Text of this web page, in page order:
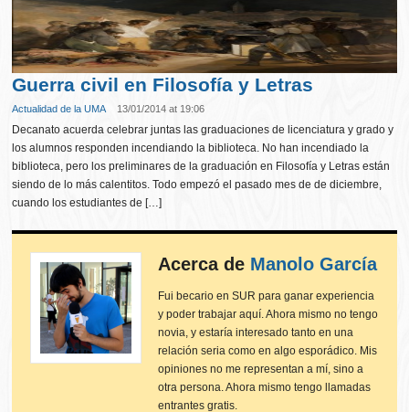
Guerra civil en Filosofía y Letras
Actualidad de la UMA 13/01/2014 at 19:06
Decanato acuerda celebrar juntas las graduaciones de licenciatura y grado y
los alumnos responden incendiando la biblioteca. No han incendiado la
biblioteca, pero los preliminares de la graduación en Filosofía y Letras están
siendo de lo más calentitos. Todo empezó el pasado mes de de diciembre,
cuando los estudiantes de […]
Acerca de Manolo García
Fui becario en SUR para ganar experiencia
y poder trabajar aquí. Ahora mismo no tengo
novia, y estaría interesado tanto en una
relación seria como en algo esporádico. Mis
opiniones no me representan a mí, sino a
otra persona. Ahora mismo tengo llamadas
entrantes gratis.